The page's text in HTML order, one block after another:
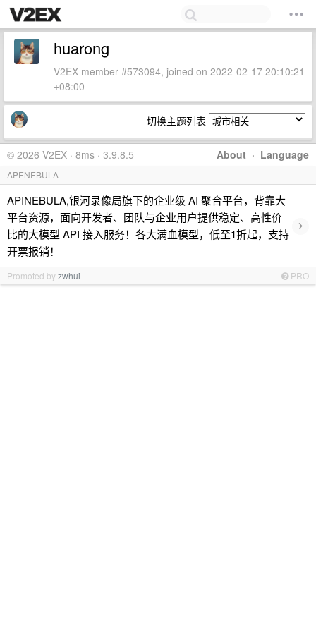
huarong
V2EX member #573094, joined on 2022-02-17 20:10:21
+08:00
切换主题列表
About · Language
© 2026 V2EX · 8ms · 3.9.8.5
APENEBULA
APINEBULA,银河录像局旗下的企业级 AI 聚合平台，背靠大
平台资源，面向开发者、团队与企业用户提供稳定、高性价
比的大模型 API 接入服务！各大满血模型，低至1折起，支持
开票报销！
›
Promoted byzwhui PRO